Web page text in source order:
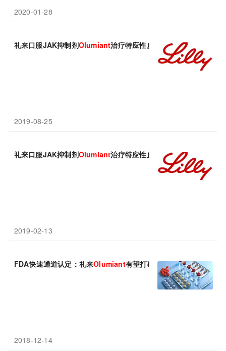
2020-01-28
礼来口服JAK抑制剂Olumiant治疗特应性皮炎（AD）3项III期研
2019-08-25
礼来口服JAK抑制剂Olumiant治疗特应性皮炎（AD）2项III期研
2019-02-13
FDA快速通道认定：礼来Olumiant有望打破系统性红斑狼疮新药
2018-12-14